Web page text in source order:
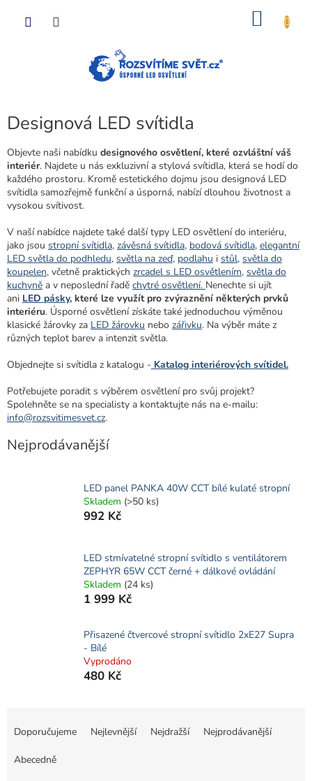
Designová LED svítidla
Objevte naši nabídku designového osvětlení, které ozvláštní váš
interiér. Najdete u nás exkluzivní a stylová svítidla, která se hodí do
každého prostoru. Kromě estetického dojmu jsou designová LED
svítidla samozřejmě funkční a úsporná, nabízí dlouhou životnost a
vysokou svítivost.
V naší nabídce najdete také další typy LED osvětlení do interiéru,
jako jsou stropní svítidla, závěsná svítidla, bodová svítidla, elegantní
LED světla do podhledu, světla na zeď, podlahu i stůl, světla do
koupelen, včetně praktických zrcadel s LED osvětlením, světla do
kuchyně a v neposlední řadě chytré osvětlení. Nenechte si ujít
ani LED pásky, které lze využít pro zvýraznění některých prvků
interiéru. Úsporné osvětlení získáte také jednoduchou výměnou
klasické žárovky za LED žárovku nebo zářivku. Na výběr máte z
různých teplot barev a intenzit světla.
Objednejte si svítidla z katalogu - Katalog interiérových svítidel.
Potřebujete poradit s výběrem osvětlení pro svůj projekt?
Spolehněte se na specialisty a kontaktujte nás na e-mailu:
info@rozsvitimesvet.cz.
Nejprodávanější
LED panel PANKA 40W CCT bílé kulaté stropní
Skladem (>50 ks)
992 Kč
LED stmívatelné stropní svítidlo s ventilátorem
ZEPHYR 65W CCT černé + dálkové ovládání
Skladem (24 ks)
1 999 Kč
Přisazené čtvercové stropní svítidlo 2xE27 Supra
- Bílé
Vyprodáno
480 Kč
Doporučujeme Nejlevnější Nejdražší Nejprodávanější
Abecedně